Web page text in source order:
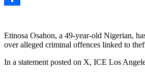
Etinosa Osahon, a 49-year-old Nigerian,
over alleged criminal offences linked to
In a statement posted on X, ICE Los